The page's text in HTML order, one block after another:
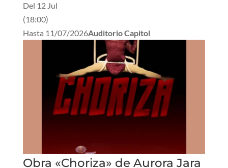
Del 12 Jul
(18:00)
Hasta 11/07/2026Auditorio Capitol
Obra «Choriza» de Aurora Jara